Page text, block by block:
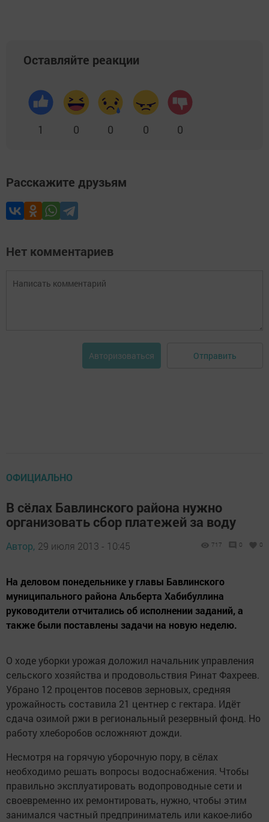
Оставляйте реакции
1 0 0 0 0
Расскажите друзьям
Нет комментариев
Авторизоваться Отправить
ОФИЦИАЛЬНО
В сёлах Бавлинского района нужно
организовать сбор платежей за воду
Автор, 29 июля 2013 - 10:45 717 0 0
На деловом понедельнике у главы Бавлинского
муниципального района Альберта Хабибуллина
руководители отчитались об исполнении заданий, а
также были поставлены задачи на новую неделю.
О ходе уборки урожая доложил начальник управления
сельского хозяйства и продовольствия Ринат Фахреев.
Убрано 12 процентов посевов зерновых, средняя
урожайность составила 21 центнер с гектара. Идёт
сдача озимой ржи в региональный резервный фонд. Но
работу хлеборобов осложняют дожди.
Несмотря на горячую уборочную пору, в сёлах
необходимо решать вопросы водоснабжения. Чтобы
правильно эксплуатировать водопроводные сети и
своевременно их ремонтировать, нужно, чтобы этим
занимался частный предприниматель или какое-либо